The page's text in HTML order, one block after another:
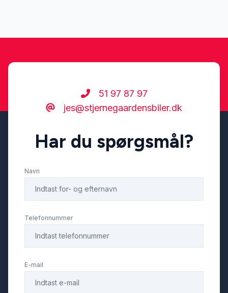
51 97 87 97
jes@stjernegaardensbiler.dk
Har du spørgsmål?
Navn
Telefonnummer
E-mail